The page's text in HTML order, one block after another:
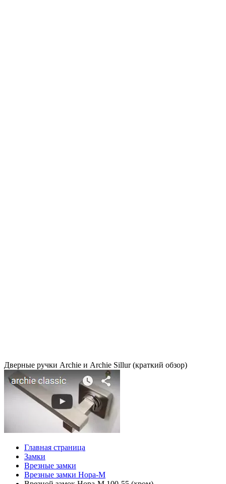
Дверные ручки Archie и Archie Sillur (краткий обзор)
Главная страница
Замки
Врезные замки
Врезные замки Нора-М